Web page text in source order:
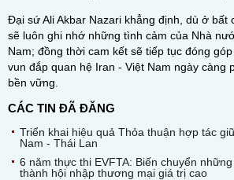
Đại sứ Ali Akbar Nazari khẳng định, dù ở bất
sẽ luôn ghi nhớ những tình cảm của Nhà
Nam; đồng thời cam kết sẽ tiếp tục đóng góp
vun đắp quan hệ Iran - Việt Nam ngày càng
bền vững.
CÁC TIN ĐÃ ĐĂNG
Triển khai hiệu quả Thỏa thuận hợp tác
Nam - Thái Lan
6 năm thực thi EVFTA: Biến chuyển
thành hội nhập thương mại giá trị cao